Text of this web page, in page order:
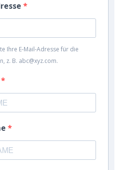
Ihre E-Mail-Adresse für die
z. B. abc@xyz.com.